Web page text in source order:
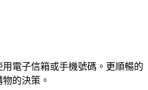
電子信箱或手機號碼。更順暢的
的決策。